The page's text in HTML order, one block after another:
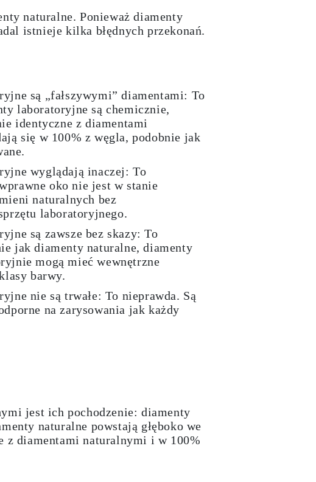
naturalne. Ponieważ diamenty
istnieje kilka błędnych przekonań.
są „fałszywymi” diamentami: To
laboratoryjne są chemicznie,
identyczne z diamentami
się w 100% z węgla, podobnie jak
wyglądają inaczej:To
oko nie jest w stanie
naturalnych bez
laboratoryjnego.
są zawsze bez skazy:To
jak diamenty naturalne, diamenty
mogą mieć wewnętrzne
barwy.
nie są trwałe: To nieprawda. Są
na zarysowania jak każdy
jest ich pochodzenie: diamenty
naturalne powstają głęboko we
z diamentami naturalnymi i w 100%